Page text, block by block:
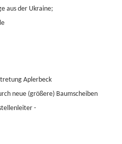
aus der Ukraine;
Aplerbeck
neue (größere) Baumscheiben
-